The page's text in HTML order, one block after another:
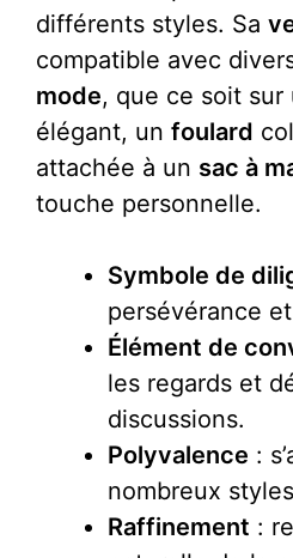
différents styles. Sa
compatible avec
mode, que ce soit sur
élégant, un foulard
attachée à un sac à
touche personnelle.
Symbole de
persévérance
Élément de
les regards et
discussions.
Polyvalence :
nombreux
Raffinement :